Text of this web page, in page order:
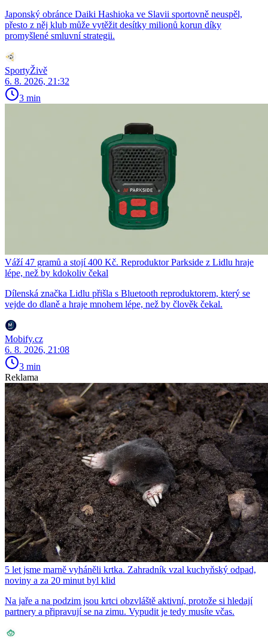
Japonský obránce Daiki Hashioka ve Slavii sportovně neuspěl,
přesto z něj klub může vytěžit desítky milionů korun díky
promyšlené smluvní strategii.
SportyŽivě
6. 8. 2026, 21:32
3 min
Váží 47 gramů a stojí 400 Kč. Reproduktor Parkside z Lidlu hraje
lépe, než by kdokoliv čekal
Dílenská značka Lidlu přišla s Bluetooth reproduktorem, který se
vejde do dlaně a hraje mnohem lépe, než by člověk čekal.
Mobify.cz
6. 8. 2026, 21:08
3 min
Reklama
5 let jsme marně vyháněli krtka. Zahradník vzal kuchyňský odpad,
noviny a za 20 minut byl klid
Na jaře a na podzim jsou krtci obzvláště aktivní, protože si hledají
partnery a připravují se na zimu. Vypudit je tedy musíte včas.